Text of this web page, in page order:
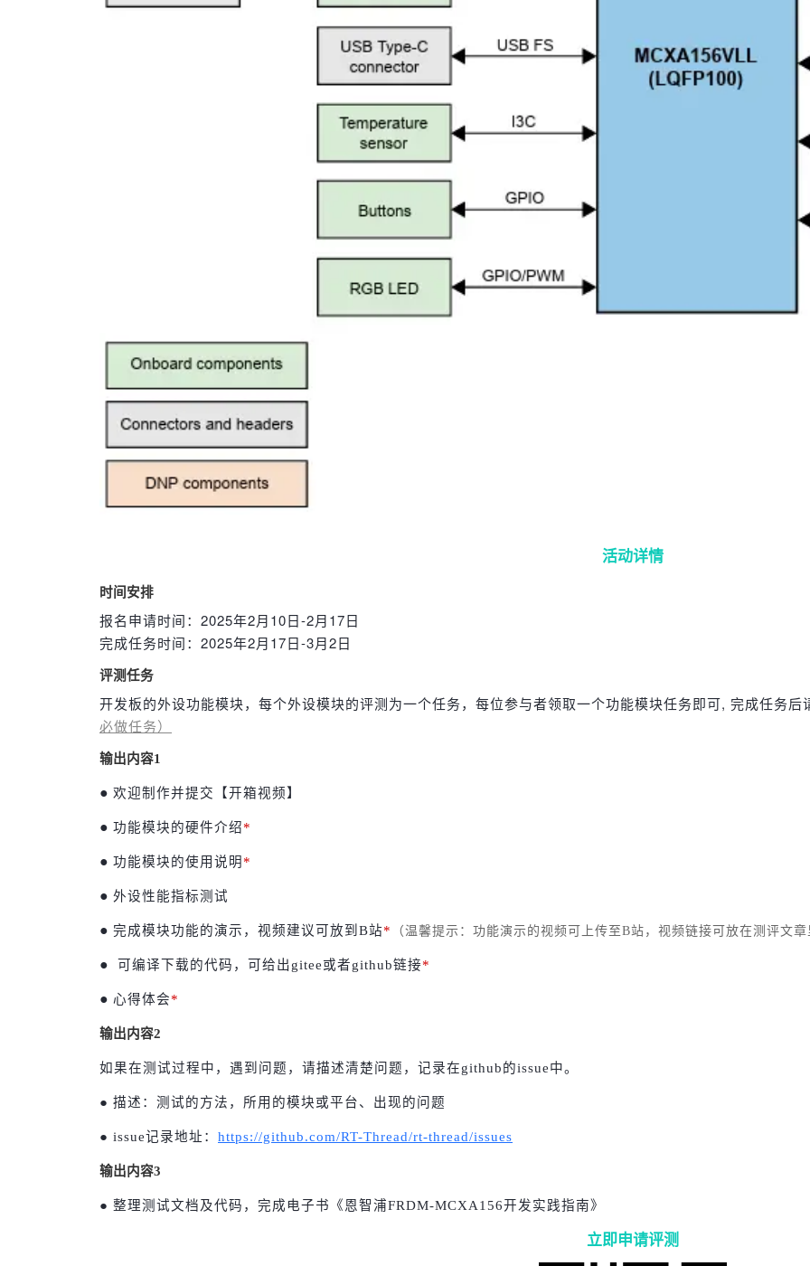
活动详情
时间安排
报名申请时间：2025年2月10日-2月17日
完成任务时间：2025年2月17日-3月2日
评测任务
开发板的外设功能模块，每个外设模块的评测为一个任务，每位参与者领取一个功能模块任务即可, 完成任务
必做任务）
输出内容1
● 欢迎制作并提交【开箱视频】
● 功能模块的硬件介绍*
● 功能模块的使用说明 *
● 外设性能指标测试
● 完成模块功能的演示，视频建议可放到B站* （温馨提示：功能演示的视频可上传至B站，视频链接可放在测评文章
● 可编译下载的代码，可给出gitee或者github链接*
● 心得体会*
输出内容2
如果在测试过程中，遇到问题，请描述清楚问题，记录在github的issue中。
● 描述：测试的方法，所用的模块或平台、出现的问题
● issue记录地址： https://github.com/RT-Thread/rt-thread/issues
输出内容3
● 整理测试文档及代码，完成电子书《恩智浦FRDM-MCXA156开发实践指南》
立即申请评测